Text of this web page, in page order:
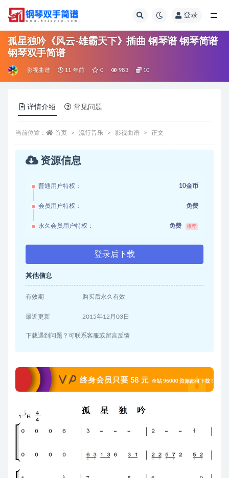
登录
孤星独吟《风云-雄霸天下》插曲 钢琴谱 钢琴简谱
钢琴双手简谱
影视曲谱 11 年前 0 983 10
详情介绍 常见问题
当前位置： 首页 流行音乐 影视曲谱 正文
资源信息
普通用户特权： 10金币
会员用户特权： 免费
永久会员用户特权： 免费 推荐
登录后下载
其他信息
有效期 购买后永久有效
最近更新 2015年12月03日
下载遇到问题？可联系客服或留言反馈